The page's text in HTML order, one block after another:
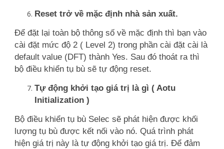
Reset trở về mặc định nhà sản xuất.
Để đặt lại toàn bộ thông số về mặc định thì bạn vào
cài đặt mức độ 2 ( Level 2) trong phần cài đặt cài là
default value (DFT) thành Yes. Sau đó thoát ra thì
bộ điều khiển tụ bù sẽ tự động reset.
Tự động khởi tạo giá trị là gì ( Aotu
Initialization )
Bộ điều khiển tụ bù Selec sẽ phát hiện được khối
lượng tụ bù được kết nối vào nó. Quá trình phát
hiện giá trị này là tự động khởi tạo giá trị. Để đảm